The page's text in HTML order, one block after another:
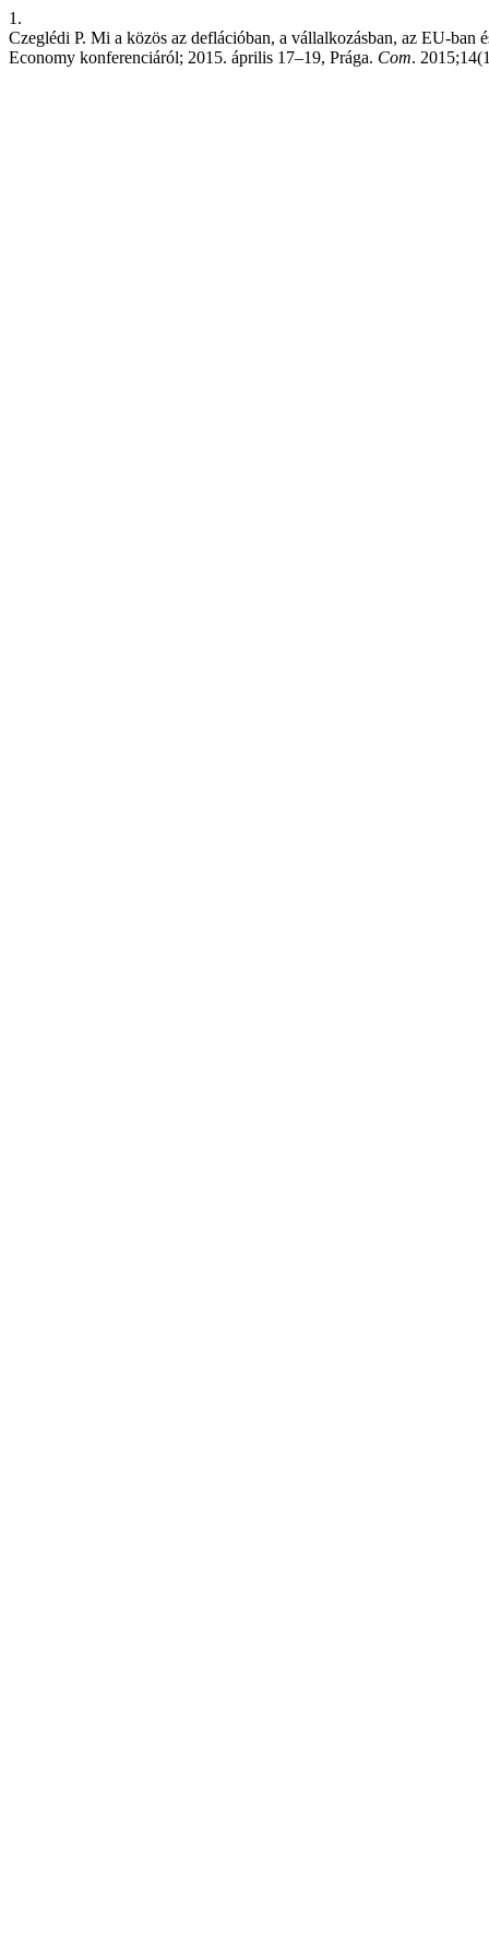
1.
Czeglédi P. Mi a közös az deflációban, a vállalkozásban, az EU-ban
Economy konferenciáról; 2015. április 17–19, Prága. Com.